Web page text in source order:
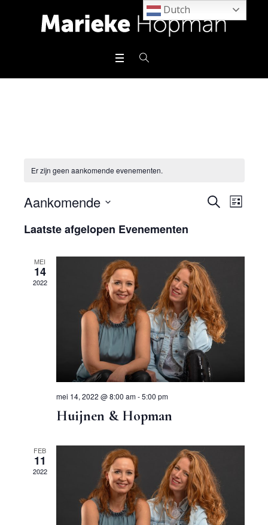
Er zijn geen aankomende evenementen.
en
ZOEKEN
LIJST
Aankomende
een
Laatste afgelopen Evenementen
MEI
14
2022
mei 14, 2022 @ 8:00 am-5:00 pm
Huijnen & Hopman
FEB
11
2022
Dutch